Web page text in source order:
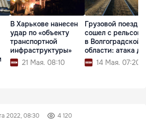
В Харькове нанесен
удар по «объекту
транспортной
инфраструктуры»
21 Мая. 08:10
Грузовой поезд
сошел с рельсов
в Волгоградской
14 Мая. 07:20
2022, 08:30 4 120